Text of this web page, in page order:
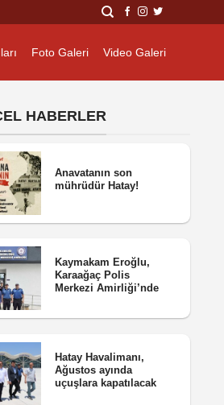
Foto Galeri Video Galeri
HABERLER
Anavatanın son
mührüdür Hatay!
Kaymakam Eroğlu,
Karaağaç Polis
Merkezi Amirliği’nde
Hatay Havalimanı,
Ağustos ayında
uçuşlara kapatılacak